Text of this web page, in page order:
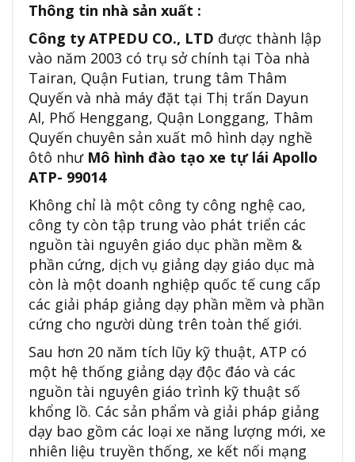
Thông tin nhà sản xuất :
Công ty ATPEDU CO., LTD được thành lập
vào năm 2003 có trụ sở chính tại Tòa nhà
Tairan, Quận Futian, trung tâm Thâm
Quyến và nhà máy đặt tại Thị trấn Dayun
Al, Phố Henggang, Quận Longgang, Thâm
Quyến chuyên sản xuất mô hình dạy nghề
ôtô như Mô hình đào tạo xe tự lái Apollo
ATP- 99014
Không chỉ là một công ty công nghệ cao,
công ty còn tập trung vào phát triển các
nguồn tài nguyên giáo dục phần mềm &
phần cứng, dịch vụ giảng dạy giáo dục mà
còn là một doanh nghiệp quốc tế cung cấp
các giải pháp giảng dạy phần mềm và phần
cứng cho người dùng trên toàn thế giới.
Sau hơn 20 năm tích lũy kỹ thuật, ATP có
một hệ thống giảng dạy độc đáo và các
nguồn tài nguyên giáo trình kỹ thuật số
khổng lồ. Các sản phẩm và giải pháp giảng
dạy bao gồm các loại xe năng lượng mới, xe
nhiên liệu truyền thống, xe kết nối mạng